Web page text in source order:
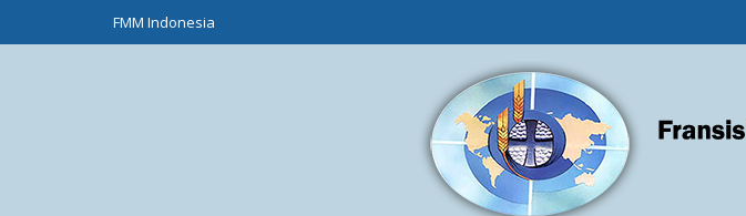
FMM Indonesia